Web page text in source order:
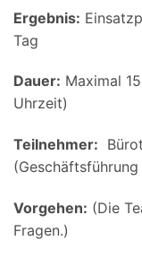
Ergebnis:
Tag
Dauer: Maximal
Uhrzeit)
Teilnehmer:
Vorgehen: (Die
Fragen.)